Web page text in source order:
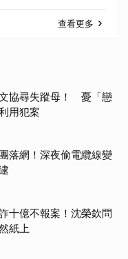
查看更多
協尋失蹤母！ 憂「戀
用犯案
落網！深夜偷電纜線變
十億不報案！沈榮欽問
紙上